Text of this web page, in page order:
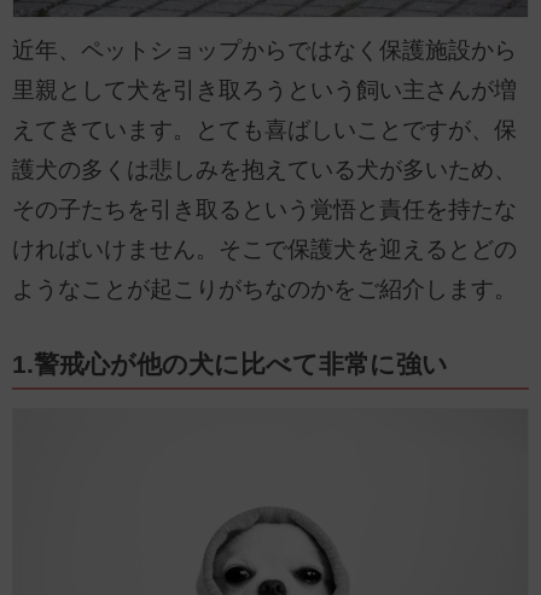
近年、ペットショップからではなく保護施設から
里親として犬を引き取ろうという飼い主さんが増
えてきています。とても喜ばしいことですが、保
護犬の多くは悲しみを抱えている犬が多いため、
その子たちを引き取るという覚悟と責任を持たな
ければいけません。そこで保護犬を迎えるとどの
ようなことが起こりがちなのかをご紹介します。
1.警戒心が他の犬に比べて非常に強い